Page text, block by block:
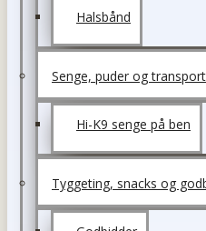
Halsbånd
Senge, puder og
Hi-K9 senge på ben
Tyggeting, snacks og